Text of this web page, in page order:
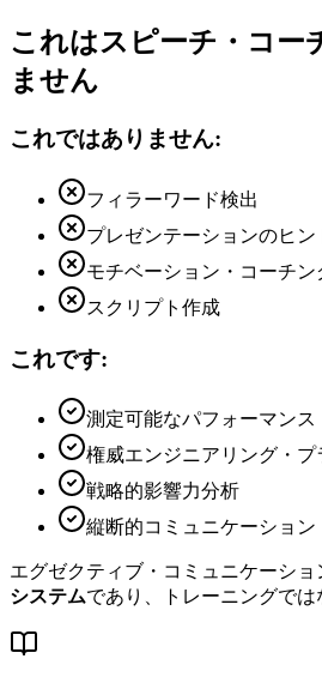
これはスピーチ・コー
ません
これではありません:
フィラーワード検出
プレゼンテーションのヒン
モチベーション・コーチン
スクリプト作成
これです:
測定可能なパフォーマンス
権威エンジニアリング・プ
戦略的影響力分析
縦断的コミュニケーション
エグゼクティブ・コミュニケーシ
システムであり、トレーニングでは